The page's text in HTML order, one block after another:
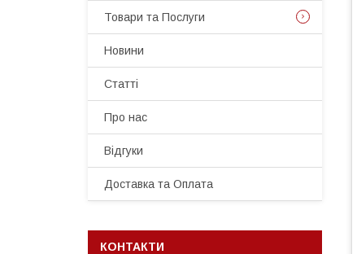
Товари та Послуги
Новини
Статті
Про нас
Відгуки
Доставка та Оплата
КОНТАКТИ